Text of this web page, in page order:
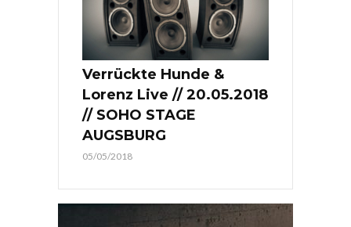
Verrückte Hunde &
Lorenz Live // 20.05.2018
// SOHO STAGE
AUGSBURG
05/05/2018